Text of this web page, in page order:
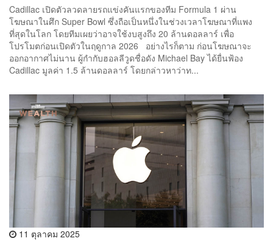
Cadillac เปิดตัวลวดลายรถแข่งคันแรกของทีม Formula 1 ผ่าน
โฆษณาในศึก Super Bowl ซึ่งถือเป็นหนึ่งในช่วงเวลาโฆษณาที่แพง
ที่สุดในโลก โดยทีมเผยว่าอาจใช้งบสูงถึง 20 ล้านดอลลาร์ เพื่อ
โปรโมตก่อนเปิดตัวในฤดูกาล 2026 อย่างไรก็ตาม ก่อนโฆษณาจะ
ออกอากาศไม่นาน ผู้กำกับฮอลลีวูดชื่อดัง Michael Bay ได้ยื่นฟ้อง
Cadillac มูลค่า 1.5 ล้านดอลลาร์ โดยกล่าวหาว่าท...
11 ตุลาคม 2025